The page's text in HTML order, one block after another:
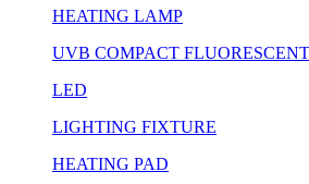
HEATING LAMP
UVB COMPACT
LED
LIGHTING FIXTURE
HEATING PAD